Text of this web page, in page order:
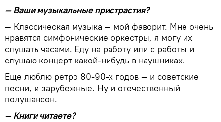
— Ваши музыкальные пристрастия?
— Классическая музыка — мой фаворит. Мне очень
нравятся симфонические оркестры, я могу их
слушать часами. Еду на работу или с работы и
слушаю концерт какой-нибудь в наушниках.
Еще люблю ретро 80-90-х годов — и советские
песни, и зарубежные. Ну и отечественный
полушансон.
— Книги читаете?